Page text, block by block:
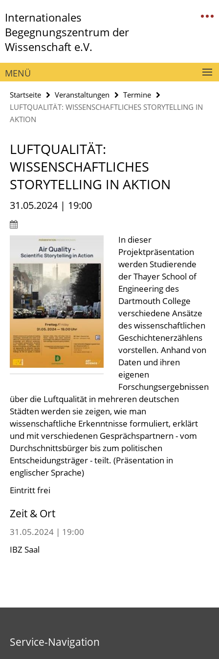
direkt
zu
Inhalt
Internationales
Begegnungszentrum der
Wissenschaft e.V.
Service-
Navigation
MENÜ
Startseite Veranstaltungen
Termine
LUFTQUALITÄT: WISSENSCHAFTLICHES STORYTELLING IN
AKTION
LUFTQUALITÄT:
WISSENSCHAFTLICHES
STORYTELLING IN AKTION
31.05.2024 | 19:00
In dieser
Projektpräsentation
werden Studierende
der Thayer School of
Engineering des
Dartmouth College
verschiedene Ansätze
des wissenschaftlichen
Geschichtenerzählens
vorstellen. Anhand von
Daten und ihren
eigenen
Forschungsergebnissen
über die Luftqualität in mehreren deutschen
Städten werden sie zeigen, wie man
wissenschaftliche Erkenntnisse formuliert, erklärt
und mit verschiedenen Gesprächspartnern - vom
Durchschnittsbürger bis zum politischen
Entscheidungsträger - teilt. (Präsentation in
englischer Sprache)
Eintritt frei
Zeit & Ort
31.05.2024 | 19:00
IBZ Saal
Service-Navigation